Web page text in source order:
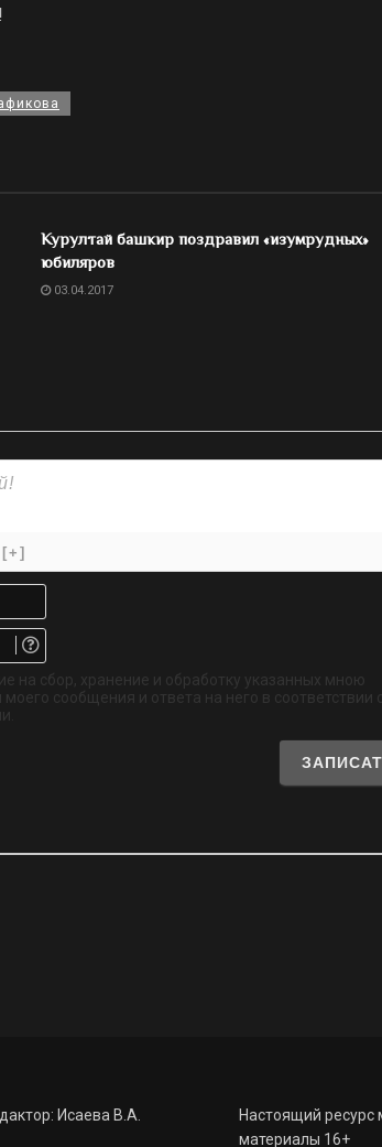
Курултай башкир поздравил «изумрудных»
юбиляров
03.04.2017
[+]
Имя*
Email.
обязательно
на сбор, хранение и обработку указанных мною
сообщения и ответа на него в соответствии с
Исаева В.А.
Настоящий
материалы 16+